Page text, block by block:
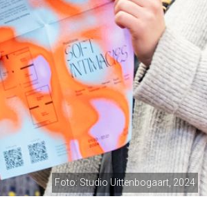
Foto: Studio Uittenbogaart, 2024